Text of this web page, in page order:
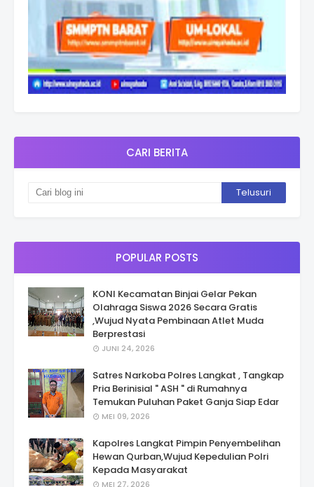
CARI BERITA
POPULAR POSTS
KONI Kecamatan Binjai Gelar Pekan
Olahraga Siswa 2026 Secara Gratis
,Wujud Nyata Pembinaan Atlet Muda
Berprestasi
JUNI 24, 2026
Satres Narkoba Polres Langkat , Tangkap
Pria Berinisial " ASH " di Rumahnya
Temukan Puluhan Paket Ganja Siap Edar
MEI 09, 2026
Kapolres Langkat Pimpin Penyembelihan
Hewan Qurban,Wujud Kepedulian Polri
Kepada Masyarakat
MEI 27, 2026